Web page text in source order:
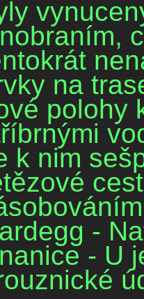
na
polohy
k nim
-
- U